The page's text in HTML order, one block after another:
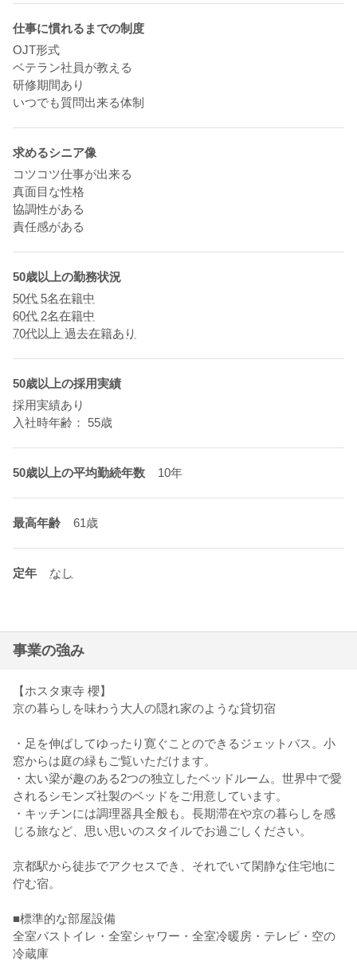
仕事に慣れるまでの制度
OJT形式
ベテラン社員が教える
研修期間あり
いつでも質問出来る体制
求めるシニア像
コツコツ仕事が出来る
真面目な性格
協調性がある
責任感がある
50歳以上の勤務状況
50代 5名在籍中
60代 2名在籍中
70代以上 過去在籍あり
50歳以上の採用実績
採用実績あり
入社時年齢： 55歳
50歳以上の平均勤続年数 10年
最高年齢 61歳
定年 なし
事業の強み
【ホスタ東寺 櫻】
京の暮らしを味わう大人の隠れ家のような貸切宿
・足を伸ばしてゆったり寛ぐことのできるジェットバス。小
窓からは庭の緑もご覧いただけます。
・太い梁が趣のある2つの独立したベッドルーム。世界中で愛
されるシモンズ社製のベッドをご用意しています。
・キッチンには調理器具全般も。長期滞在や京の暮らしを感
じる旅など、思い思いのスタイルでお過ごしください。
京都駅から徒歩でアクセスでき、それでいて閑静な住宅地に
佇む宿。
■標準的な部屋設備
全室バストイレ・全室シャワー・全室冷暖房・テレビ・空の
冷蔵庫